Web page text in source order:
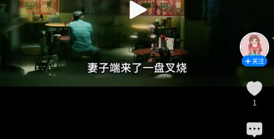
关注
1